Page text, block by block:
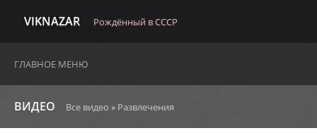
VIKNAZAR Рождённый в СССР
ГЛАВНОЕ МЕНЮ
ВИДЕО Все видео » Развлечения